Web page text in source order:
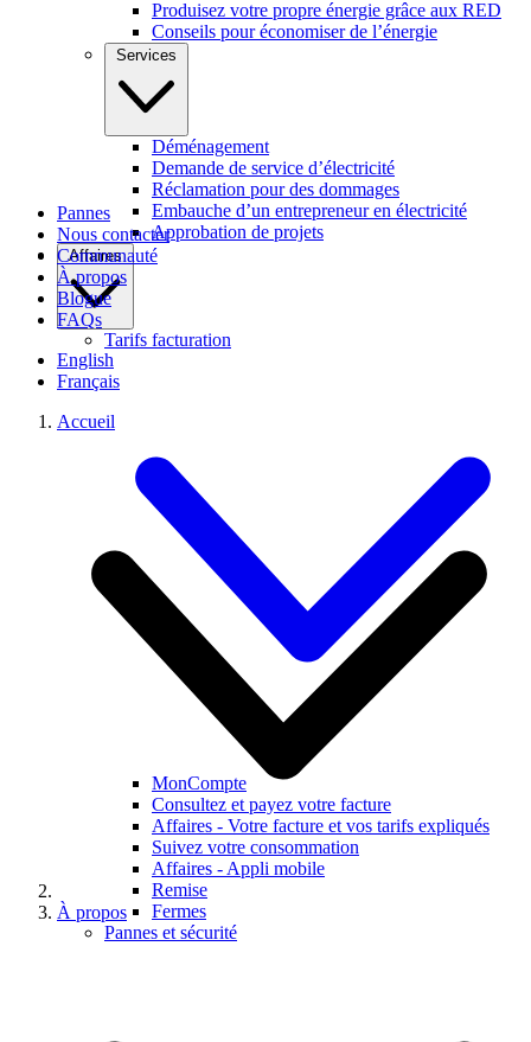
Produisez votre propre énergie grâce aux RED
Conseils pour économiser de l’énergie
Services
Déménagement
Demande de service d’électricité
Réclamation pour des dommages
Embauche d’un entrepreneur en électricité
Approbation de projets
Affaires
Tarifs facturation
MonCompte
Consultez et payez votre facture
Affaires - Votre facture et vos tarifs expliqués
Suivez votre consommation
Affaires - Appli mobile
Remise
Fermes
Pannes et sécurité
Pannes
Nous contacter
Communauté
À propos
Blogue
FAQs
English
Français
Accueil
À propos